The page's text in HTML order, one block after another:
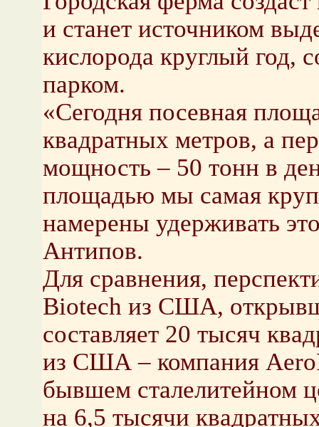
и станет источником
кислорода круглый год,
парком.
«Сегодня посевная
квадратных метров, а
мощность – 50 тонн в
площадью мы самая
намерены удерживать
Антипов.
Для сравнения,
Biotech из США,
составляет 20 тысяч
из США – компания
бывшем сталелитейном
на 6,5 тысячи